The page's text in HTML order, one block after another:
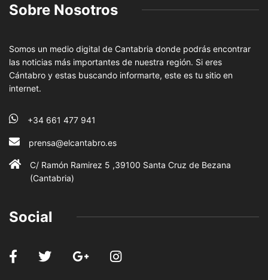
Sobre Nosotros
Somos un medio digital de Cantabria donde podrás encontrar
las noticias más importantes de nuestra región. Si eres
Cántabro y estas buscando informarte, este es tu sitio en
internet.
+34 661 477 941
prensa@elcantabro.es
C/ Ramón Ramirez 5 ,39100 Santa Cruz de Bezana
(Cantabria)
Social